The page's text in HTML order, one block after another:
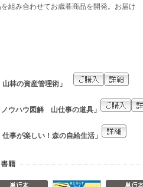
組み合わせてお歳暮商品を開発。お届け
林の資産管理術」
ウハウ図解 山仕事の道具」
事が楽しい！森の自給生活」